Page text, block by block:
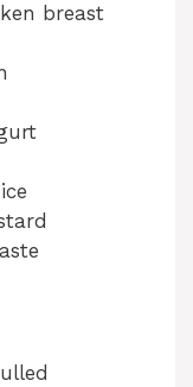
breast